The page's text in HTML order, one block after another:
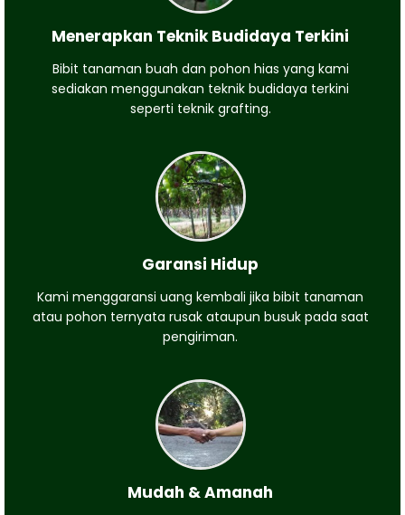
Menerapkan Teknik Budidaya Terkini
Bibit tanaman buah dan pohon hias yang kami
sediakan menggunakan teknik budidaya terkini
seperti teknik grafting.
Garansi Hidup
Kami menggaransi uang kembali jika bibit tanaman
atau pohon ternyata rusak ataupun busuk pada saat
pengiriman.
Mudah & Amanah